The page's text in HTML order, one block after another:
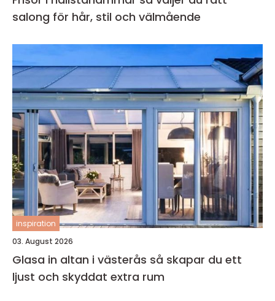
salong för hår, stil och välmående
inspiration
03. August 2026
Glasa in altan i västerås så skapar du ett
ljust och skyddat extra rum